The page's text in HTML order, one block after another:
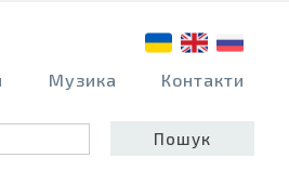
Музика Контакти